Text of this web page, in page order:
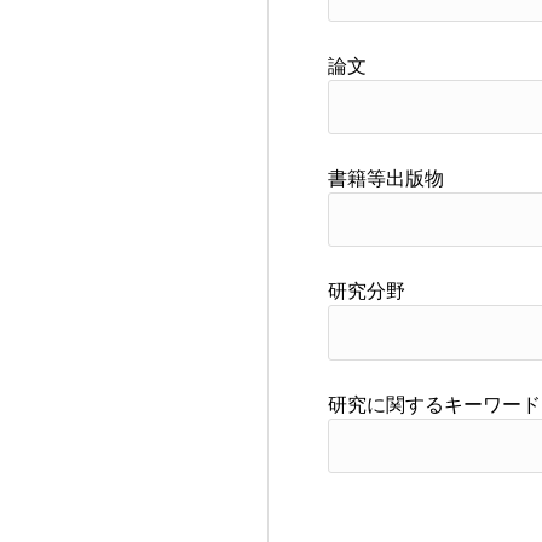
論文
書籍等出版物
研究分野
研究に関するキーワード